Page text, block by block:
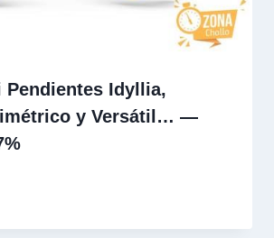
Pendientes Idyllia,
y Versátil… —